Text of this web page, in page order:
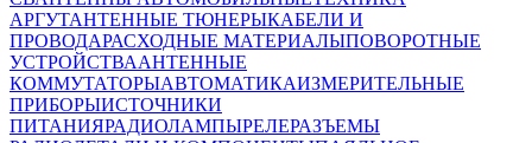
АРГУТАНТЕННЫЕ ТЮНЕРЫКАБЕЛИ И
ПРОВОДАРАСХОДНЫЕ МАТЕРИАЛЫПОВОРОТНЫЕ
УСТРОЙСТВААНТЕННЫЕ
КОММУТАТОРЫАВТОМАТИКАИЗМЕРИТЕЛЬНЫЕ
ПРИБОРЫИСТОЧНИКИ
ПИТАНИЯРАДИОЛАМПЫРЕЛЕРАЗЪЕМЫ